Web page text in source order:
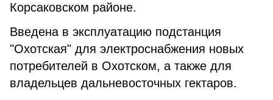
Корсаковском районе.
Введена в эксплуатацию подстанция
"Охотская" для электроснабжения новых
потребителей в Охотском, а также для
владельцев дальневосточных гектаров.